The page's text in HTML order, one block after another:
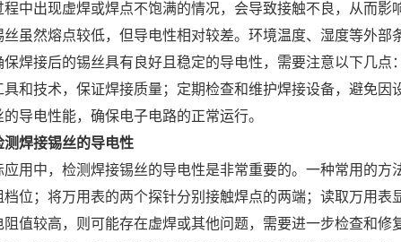
程中出现虚焊或焊点不饱满的情况，会导致接触不良，从而
丝虽然熔点较低，但导电性相对较差。环境温度、湿度等外部
保焊接后的锡丝具有良好且稳定的导电性，需要注意以下几
具和技术，保证焊接质量；定期检查和维护焊接设备，避免
的导电性能，确保电子电路的正常运行。
测焊接锡丝的导电性
应用中，检测焊接锡丝的导电性是非常重要的。一种常用的
档位；将万用表的两个探针分别接触焊点的两端；读取万用表
阻值较高，则可能存在虚焊或其他问题，需要进一步检查和修